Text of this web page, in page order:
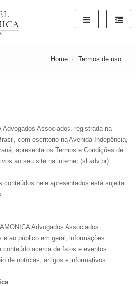
Home Termos de uso
Advogados Associados, registrada na
com escritório na Avenida Indepência,
apresenta os Termos e Condições de
ao seu site na internet (sl.adv.br).
conteúdos nele apresentados está sujeita
Advogados Associados
e ao público em geral, informações
conteúdo acerca de fatos e eventos
de notícias, artigos e informativos.